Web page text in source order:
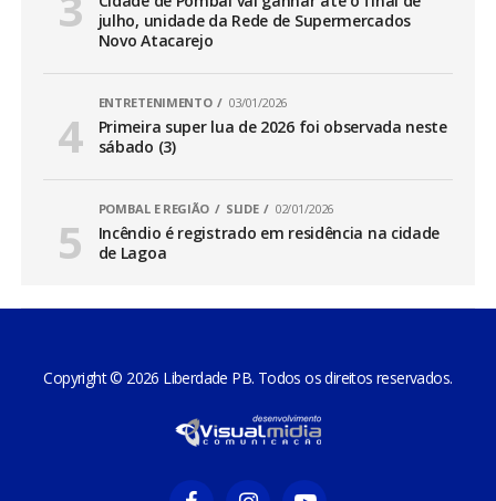
julho, unidade da Rede de Supermercados
Novo Atacarejo
ENTRETENIMENTO 03/01/2026
Primeira super lua de 2026 foi observada neste
sábado (3)
POMBAL E REGIÃO SLIDE 02/01/2026
Incêndio é registrado em residência na cidade
de Lagoa
Copyright © 2026 Liberdade PB. Todos os direitos reservados.